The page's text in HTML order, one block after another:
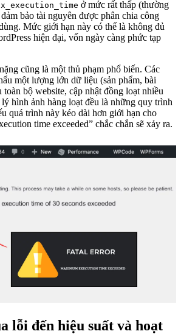
ở mức rất thấp (thường
bảo tài nguyên được phân chia công
Mức giới hạn này có thể là không đủ
hiện đại, vốn ngày càng phức tạp
cũng là một thủ phạm phổ biến. Các
một lượng lớn dữ liệu (sản phẩm, bài
bộ website, cập nhật đồng loạt nhiều
hình ảnh hàng loạt đều là những quy trình
quá trình này kéo dài hơn giới hạn cho
time exceeded” chắc chắn sẽ xảy ra.
lỗi đến hiệu suất và hoạt